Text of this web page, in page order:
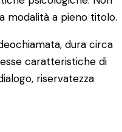
modalità a pieno titolo.
dura circa
caratteristiche di
riservatezza